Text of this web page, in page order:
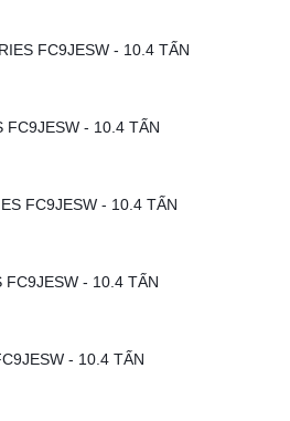
FC9JESW - 10.4 TẤN
FC9JESW - 10.4 TẤN
FC9JESW - 10.4 TẤN
- 10.4 TẤN
- 10.4 TẤN